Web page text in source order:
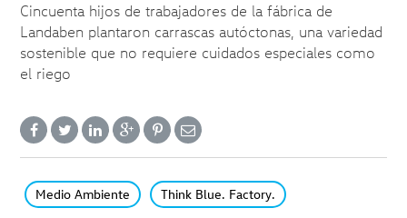
Cincuenta hijos de trabajadores de la fábrica de
Landaben plantaron carrascas autóctonas, una variedad
sostenible que no requiere cuidados especiales como
el riego
Medio Ambiente Think Blue. Factory.